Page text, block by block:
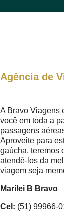
Agência de
A Bravo Viagens
você em toda a
passagens
Aproveite para
gaúcha, teremos
atendê-los da
viagem seja
Marilei B Bravo
Cel: (51) 99966-